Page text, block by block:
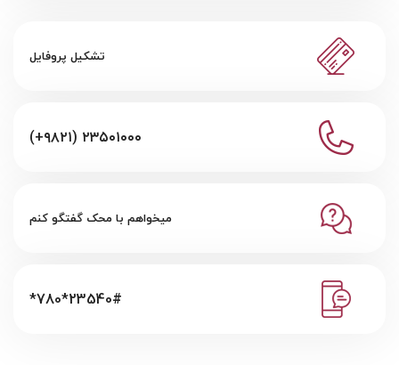
تشکیل پروفایل
(+۹۸۲۱) ۲۳۵۰۱۰۰۰
میخواهم با محک گفتگو کنم
*780*23540#